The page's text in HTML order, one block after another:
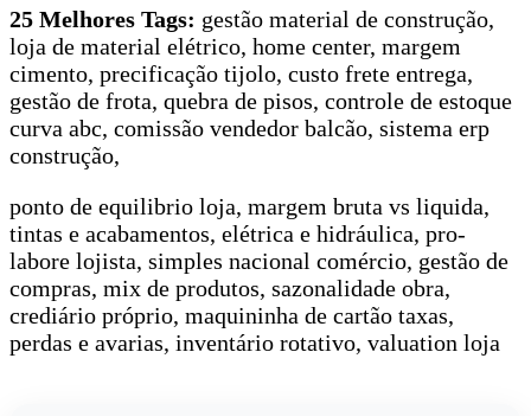
25 Melhores Tags: gestão material de construção,
loja de material elétrico, home center, margem
cimento, precificação tijolo, custo frete entrega,
gestão de frota, quebra de pisos, controle de estoque
curva abc, comissão vendedor balcão, sistema erp
construção,
ponto de equilibrio loja, margem bruta vs liquida,
tintas e acabamentos, elétrica e hidráulica, pro-
labore lojista, simples nacional comércio, gestão de
compras, mix de produtos, sazonalidade obra,
crediário próprio, maquininha de cartão taxas,
perdas e avarias, inventário rotativo, valuation loja